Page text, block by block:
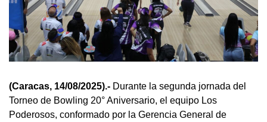
(Caracas, 14/08/2025).- Durante la segunda jornada del
Torneo de Bowling 20° Aniversario, el equipo Los
Poderosos, conformado por la Gerencia General de